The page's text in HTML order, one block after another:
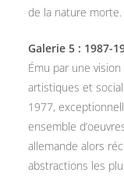
de la nature morte.
Galerie 5 : 1987-
Ému par une
artistiques et
1977,
ensemble
allemande alors
abstractions les